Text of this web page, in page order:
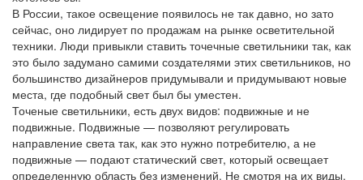
В России, такое освещение появилось не так давно, но зато
сейчас, оно лидирует по продажам на рынке осветительной
техники. Люди привыкли ставить точечные светильники так, как
это было задумано самими создателями этих светильников, но
большинство дизайнеров придумывали и придумывают новые
места, где подобный свет был бы уместен.
Точеные светильники, есть двух видов: подвижные и не
подвижные. Подвижные — позволяют регулировать
направление света так, как это нужно потребителю, а не
подвижные — подают статический свет, который освещает
определенную область без изменений. Не смотря на их виды,